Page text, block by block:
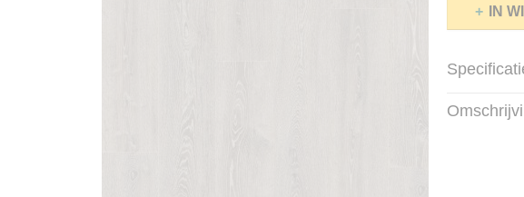
IN
Productcode
Afmetingen